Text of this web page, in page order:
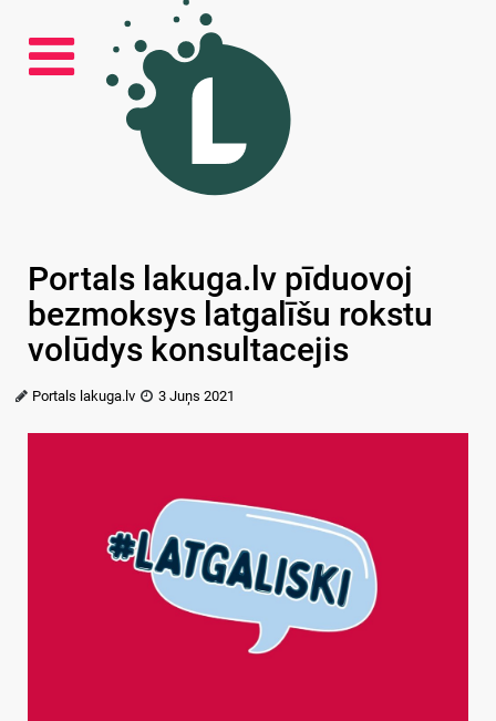
Portals lakuga.lv pīduovoj
bezmoksys latgalīšu rokstu
volūdys konsultacejis
Portals lakuga.lv 3 Juņs 2021